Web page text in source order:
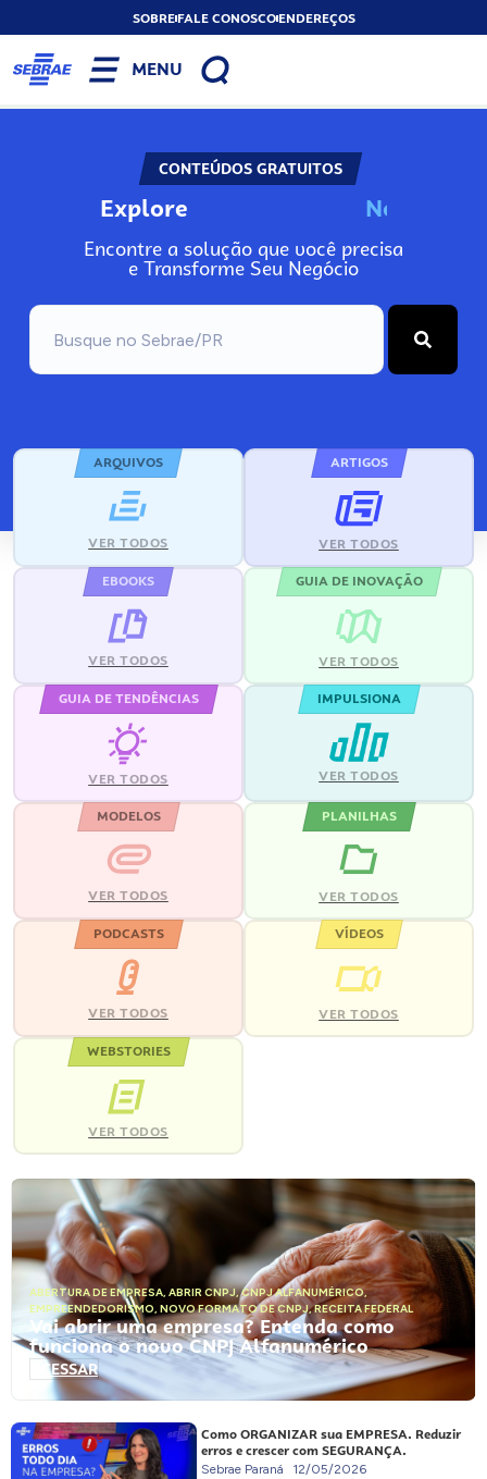
SOBREFALE CONOSCOENDEREÇOS
MENU
CONTEÚDOS GRATUITOS
Explore No
Encontre a solução que você precisa
e Transforme Seu Negócio
ARQUIVOS
VER TODOS
ARTIGOS
VER TODOS
EBOOKS
VER TODOS
GUIA DE INOVAÇÃO
VER TODOS
GUIA DE TENDÊNCIAS
VER TODOS
IMPULSIONA
VER TODOS
MODELOS
VER TODOS
PLANILHAS
VER TODOS
PODCASTS
VER TODOS
VÍDEOS
VER TODOS
WEBSTORIES
VER TODOS
ABERTURA DE EMPRESA, ABRIR CNPJ,CNPJ ALFANUMÉRICO,
EMPREENDEDORISMO, NOVO FORMATO DE CNPJ,RECEITA FEDERAL
Vai abrir uma empresa? Entenda como
funciona o novo CNPJ Alfanumérico
ACESSAR
Como ORGANIZAR sua EMPRESA. Reduzir
erros e crescer com SEGURANÇA.
Sebrae Paraná 12/05/2026